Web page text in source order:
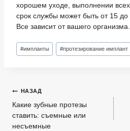
хорошем уходе, выполнении
срок службы может быть от 15
Все зависит от вашего организма.
Метки
записи:
#импланты #протезирование имплант
Навигация
по
записям
НАЗАД
Какие зубные протезы
ставить: съемные или
несъемные